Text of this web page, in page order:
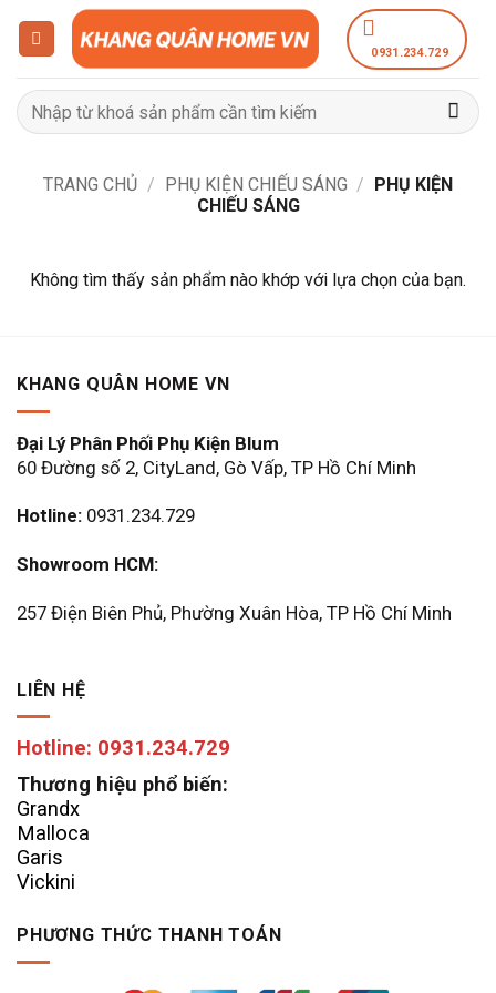
dung
0931.234.729
Tìm
kiếm:
TRANG CHỦ / PHỤ KIỆN CHIẾU SÁNG / PHỤ KIỆN
CHIẾU SÁNG
Không tìm thấy sản phẩm nào khớp với lựa chọn của bạn.
KHANG QUÂN HOME VN
Đại Lý Phân Phối Phụ Kiện Blum
60 Đường số 2, CityLand, Gò Vấp, TP Hồ Chí Minh
Hotline: 0931.234.729
Showroom HCM:
257 Điện Biên Phủ, Phường Xuân Hòa, TP Hồ Chí Minh
LIÊN HỆ
Hotline: 0931.234.729
Thương hiệu phổ biến:
Grandx
Malloca
Garis
Vickini
PHƯƠNG THỨC THANH TOÁN